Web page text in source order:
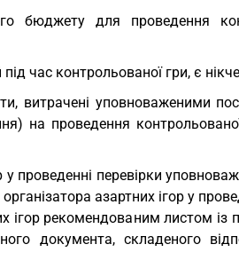
бюджету для проведення
час контрольованої гри, є
витрачені уповноваженими
на проведення
у проведенні перевірки
азартних ігор у
ігор рекомендованим листом
документа, складеного